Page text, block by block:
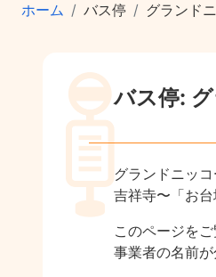
ホーム バス停 グランド
バス停:
グランドニッ
吉祥寺〜「お
このページを
事業者の名前が